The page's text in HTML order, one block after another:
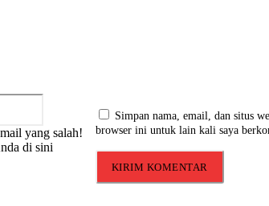
Email:*
yang salah!
di sini
Simpan nama, email, dan situs
browser ini untuk lain kali saya